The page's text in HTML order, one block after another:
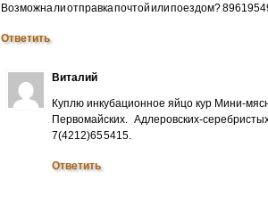
Возможна ли отправка почтой или поездом?
Ответить
Виталий
Куплю инкубационное яйцо кур Мини-
Первомайских. Адлеровских-
7(4212)65 5415.
Ответить